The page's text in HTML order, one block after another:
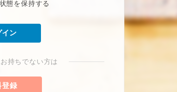
態を保持する
持ちでない方は
登録